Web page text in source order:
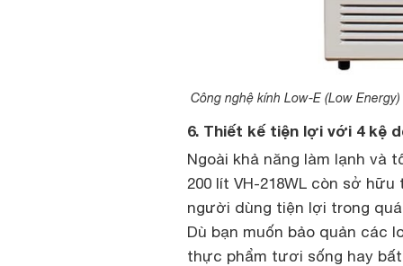
Công nghệ kính Low-E (Low
6. Thiết kế tiện lợi với 4 kệ
Ngoài khả năng làm lạnh và
200 lít VH-218WL còn sở
người dùng tiện lợi trong
Dù bạn muốn bảo quản các
thực phẩm tươi sống hay